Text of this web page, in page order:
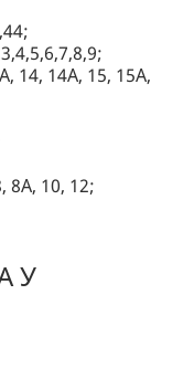
14, 14А, 15, 15А,
8А, 10, 12;
У